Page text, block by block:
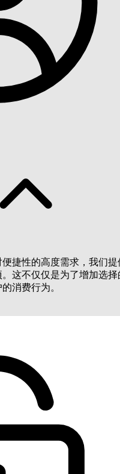
捷性的高度需求，我们提
这不仅仅是为了增加选择
消费行为。